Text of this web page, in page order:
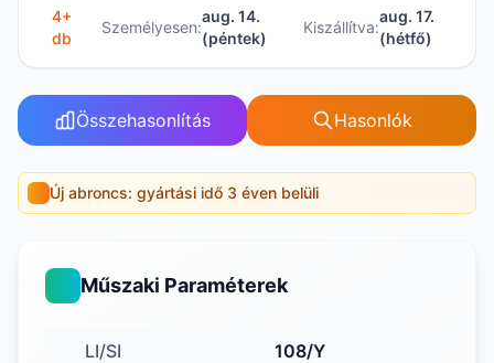
4+
db
Személyesen:
aug. 14.
(péntek)
Kiszállítva:
aug. 17.
(hétfő)
Összehasonlítás Hasonlók
Új abroncs: gyártási idő 3 éven belüli
Műszaki Paraméterek
LI/SI 108/Y